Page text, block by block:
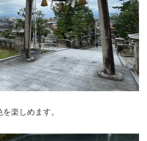
楽しめます。